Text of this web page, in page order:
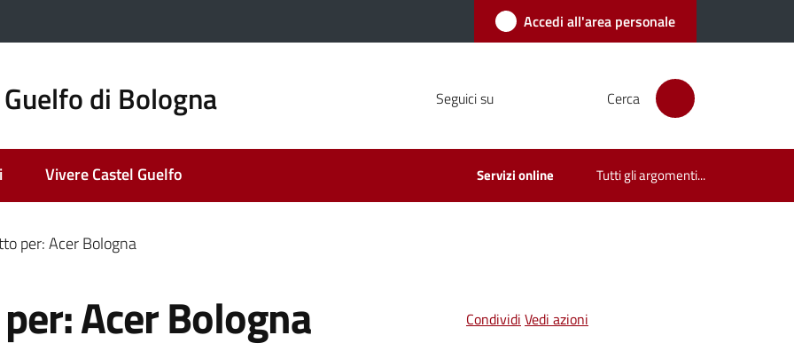
Accedi all'area personale
di Bologna Seguici su Cerca
Vivere Castel Guelfo Servizi online Tutti gli argomenti...
per: Acer Bologna
Acer Bologna Condividi Vedi azioni